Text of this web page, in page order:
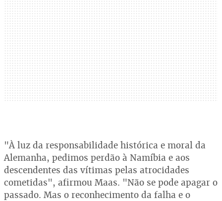
"À luz da responsabilidade histórica e moral da
Alemanha, pedimos perdão à Namíbia e aos
descendentes das vítimas pelas atrocidades
cometidas", afirmou Maas. "Não se pode apagar o
passado. Mas o reconhecimento da falha e o